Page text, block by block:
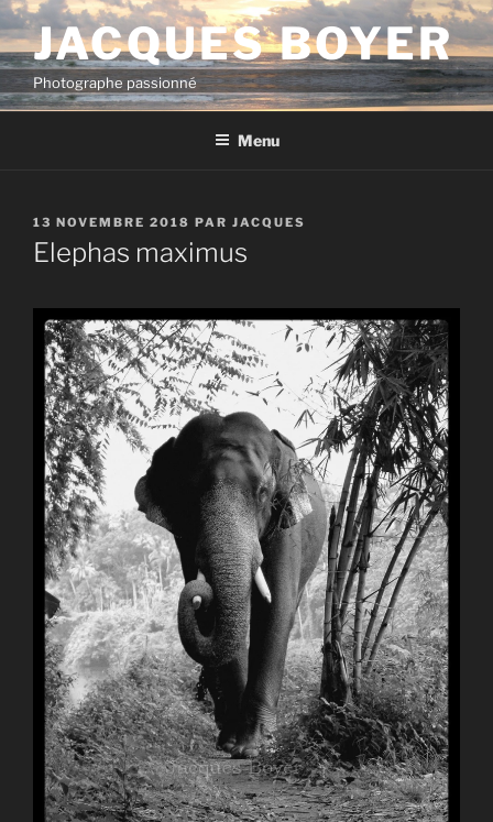
Aller
au
contenu
principal
JACQUES BOYER
Photographe passionné
Menu
PUBLIÉ
LE
13 NOVEMBRE 2018 PAR JACQUES
Elephas maximus